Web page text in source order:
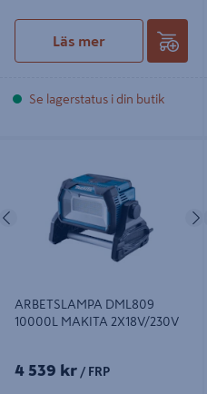
Läs mer
Se lagerstatus i din butik
Föregående
ARBETSLAMPA DML809
10000L MAKITA 2X18V/230V
4 539 kr / FRP